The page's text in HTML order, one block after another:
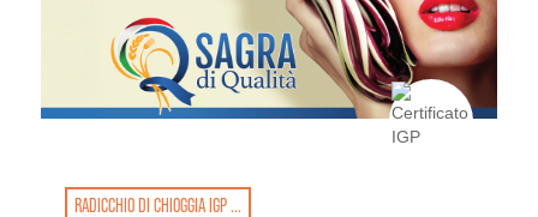
RADICCHIO DI CHIOGGIA IGP ...